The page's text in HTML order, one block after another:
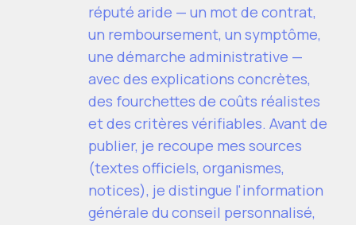
réputé aride — un mot de contrat,
un remboursement, un symptôme,
une démarche administrative —
avec des explications concrètes,
des fourchettes de coûts réalistes
et des critères vérifiables. Avant de
publier, je recoupe mes sources
(textes officiels, organismes,
notices), je distingue l'information
générale du conseil personnalisé,